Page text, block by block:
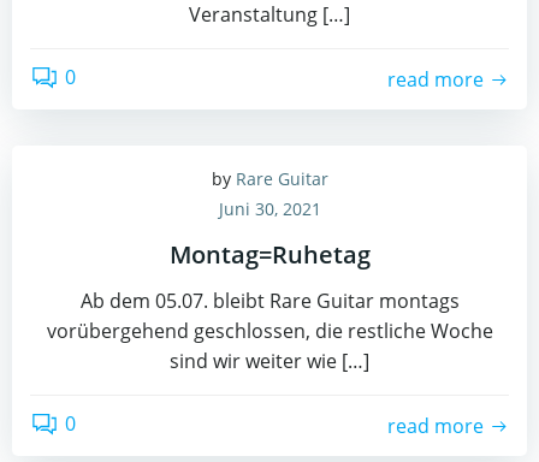
Veranstaltung […]
0 read more
by Rare Guitar
Juni 30, 2021
Montag=Ruhetag
Ab dem 05.07. bleibt Rare Guitar montags
vorübergehend geschlossen, die restliche Woche
sind wir weiter wie […]
0 read more